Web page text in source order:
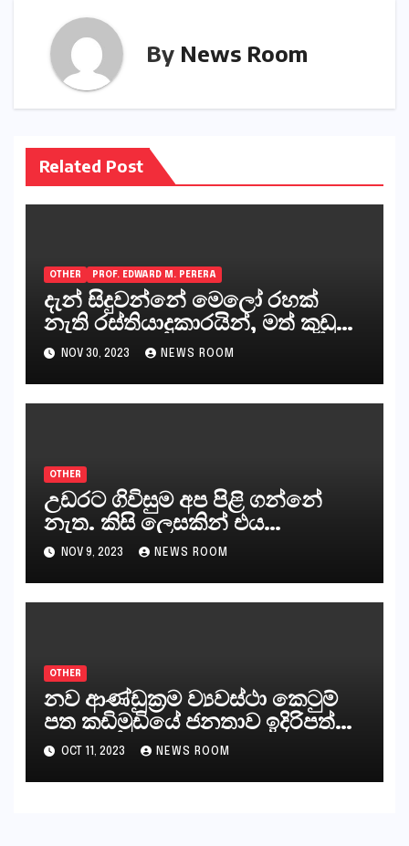
By News Room
Related Post
OTHER PROF. EDWARD M. PERERA
දැන් සිදුවන්නේ මෙලෝ රහක්
නැති රස්තියාදුකාරයින්, මත් කුඩු
ගෙන්වන්නන් සහ අලෙවි
කරන්නන්,කැලෑපාළුවන්, මහජන
නියෝජිතයින්
NOV 30, 2023 NEWS ROOM
OTHER
උඩරට ගිවිසුම අප පිළි ගන්නේ
නැත. කිසි ලෙසකින් එය
නීත්‍යානුකූල ලියවිල්ලක් නො වේ.
සිංහල ප්‍රතිපත්ති කේන්ද්‍රයෙන්
ජනාධිපති දැන් වූ ලිපියෙන්
NOV 9, 2023 NEWS ROOM
OTHER
නව ආණ්ඩුක්‍රම ව්‍යවස්ථා කෙටුම්
පත කඩිමුඩියේ ජනතාව ඉදිරිපත්
කරන්නේ?
OCT 11, 2023 NEWS ROOM